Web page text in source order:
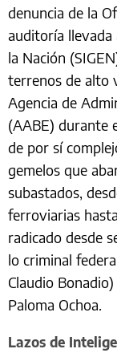
denuncia de la
auditoría llevada
la Nación
terrenos de alto
Agencia de
(AABE) durante
de por sí
gemelos que
subastados,
ferroviarias
radicado desde
lo criminal
Claudio
Paloma Ochoa.
Lazos de